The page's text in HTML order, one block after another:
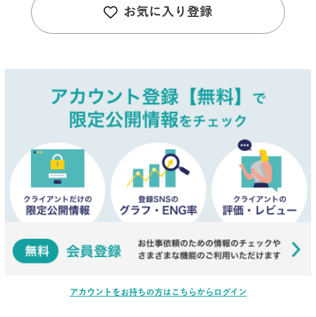
お気に入り登録
アカウントをお持ちの方はこちらからログイン